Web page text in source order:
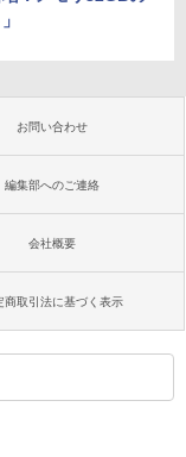
お問い合わせ
編集部へのご連絡
会社概要
商取引法に基づく表示